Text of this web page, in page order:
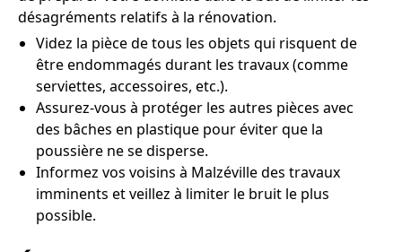
désagréments relatifs à la rénovation.
Videz la pièce de tous les objets qui risquent de
être endommagés durant les travaux (comme
serviettes, accessoires, etc.).
Assurez-vous à protéger les autres pièces avec
des bâches en plastique pour éviter que la
poussière ne se disperse.
Informez vos voisins à Malzéville des travaux
imminents et veillez à limiter le bruit le plus
possible.